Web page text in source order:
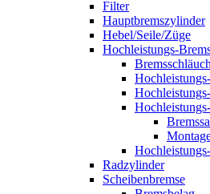
Filter
Hauptbremszylinder
Hebel/Seile/Züge
Hochleistungs-
Radzylinder
Scheibenbremse